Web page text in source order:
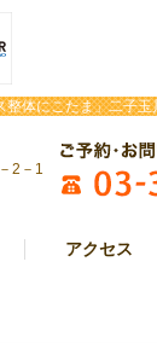
体にこたま」二子
2－1
アクセス